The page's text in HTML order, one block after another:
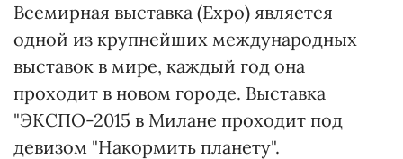
Всемирная выставка (Expo) является
одной из крупнейших международных
выставок в мире, каждый год она
проходит в новом городе. Выставка
"ЭКСПО-2015 в Милане проходит под
девизом "Накормить планету".